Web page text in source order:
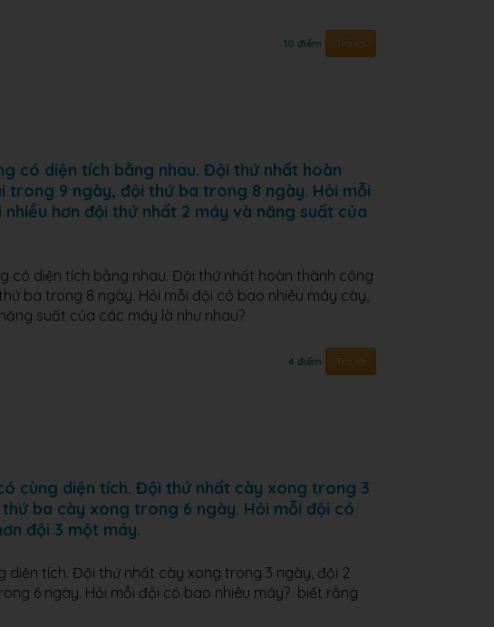
10 điểm Trả lời
có diện tích bằng nhau. Đội thứ nhất hoàn
9 ngày, đội thứ ba trong 8 ngày. Hỏi mỗi
hơn đội thứ nhất 2 máy và năng suất của
có diện tích bằng nhau. Đội thứ nhất hoàn thành công
ba trong 8 ngày. Hỏi mỗi đội có bao nhiêu máy cày,
suất của các máy là như nhau?
4 điểm Trả lời
cùng diện tích. Đội thứ nhất cày xong trong 3
ba cày xong trong 6 ngày. Hỏi mỗi đội có
đội 3 một máy.
tích. Đội thứ nhất cày xong trong 3 ngày, đội 2
6 ngày. Hỏi mỗi đội có bao nhiêu máy? biết rằng